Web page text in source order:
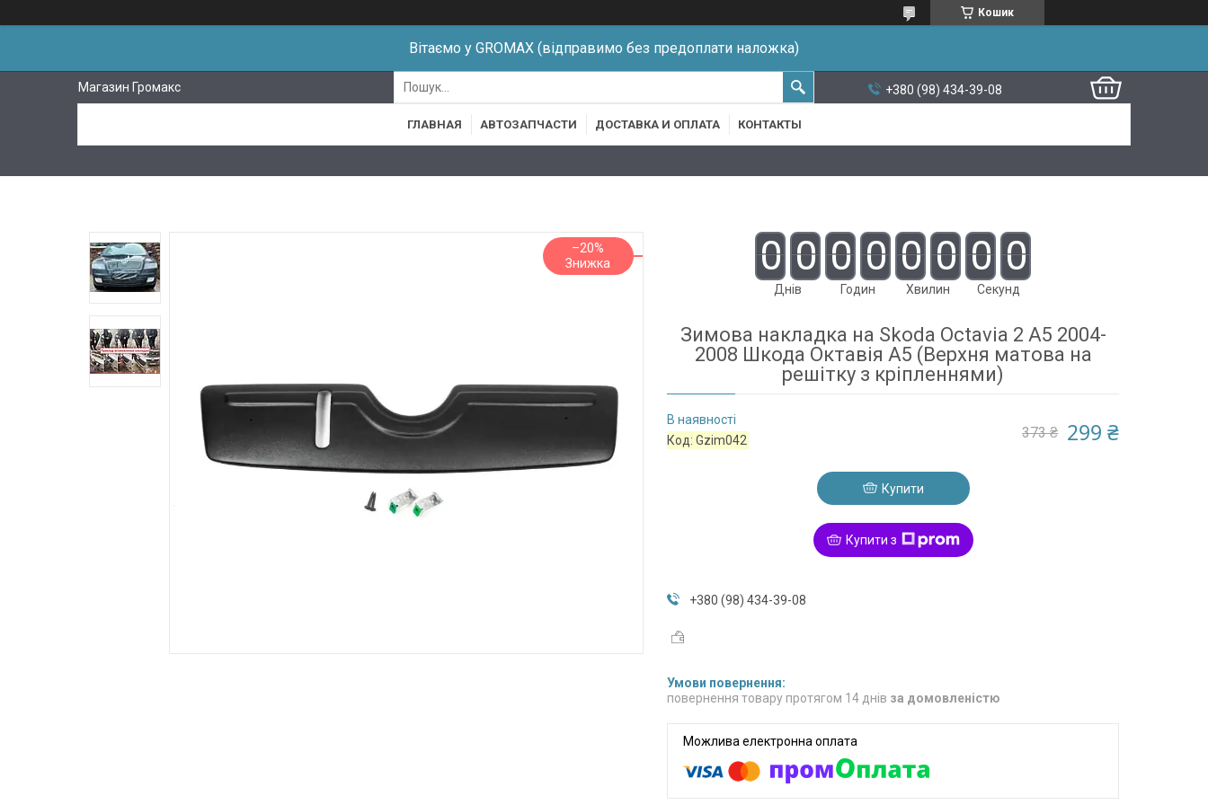
Кошик
Вітаємо у GROMAX (відправимо без предоплати наложка)
Магазин Громакс +380 (98) 434-39-08
ГЛАВНАЯ АВТОЗАПЧАСТИ ДОСТАВКА И ОПЛАТА КОНТАКТЫ
–20% 0 0
Днів
0 0
Годин
0 0
Хвилин
0 0
Секунд
Зимова накладка на Skoda Octavia 2 A5 2004-
2008 Шкода Октавія А5 (Верхня матова на
решітку з кріпленнями)
В наявності
Код:Gzim042 373 ₴ 299 ₴
Купити
Купити з
+380 (98) 434-39-08
повернення товару протягом 14 днів за домовленістю